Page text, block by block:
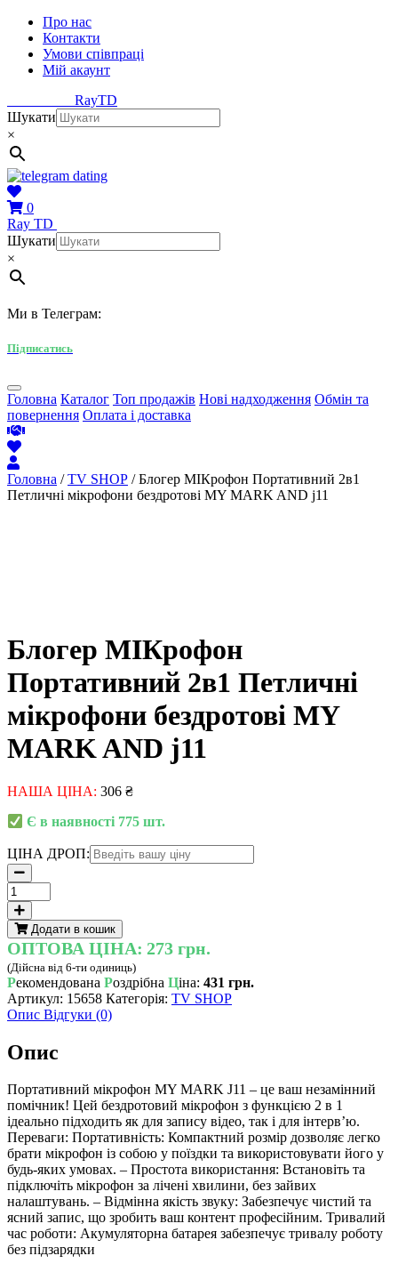
Про нас
Контакти
Умови співпраці
Мій акаунт
RayTD
Шукати
×
0
Ray TD
Шукати
×
Ми в Телеграм:
Підписатись
Головна Каталог Топ продажів Нові надходження Обмін та
повернення Оплата і доставка
Головна /TV SHOP / Блогер МІКрофон Портативний 2в1
Петличні мікрофони бездротові MY MARK AND j11
Блогер МІКрофон
Портативний 2в1 Петличні
мікрофони бездротові MY
MARK AND j11
НАША ЦІНА: 306 ₴
Є в наявності 775 шт.
ЦІНА ДРОП:
Блогер
МІКрофон
Портативний
2в1
Петличні
мікрофони
бездротові
MY
MARK
j11
Додати в кошик
ОПТОВА ЦІНА: 273 грн.
(Дійсна від 6-ти одиниць)
Рекомендована Роздрібна Ціна: 431 грн.
Артикул: 15658 Категорія: TV SHOP
Опис Відгуки (0)
Опис
Портативний мікрофон MY MARK J11 – це ваш незамінний
помічник! Цей бездротовий мікрофон з функцією 2 в 1
ідеально підходить як для запису відео, так і для інтерв’ю.
Переваги: ​​Портативність: Компактний розмір дозволяє легко
брати мікрофон із собою у поїздки та використовувати його у
будь-яких умовах. – Простота використання: Встановіть та
підключіть мікрофон за лічені хвилини, без зайвих
налаштувань. – Відмінна якість звуку: Забезпечує чистий та
ясний запис, що зробить ваш контент професійним. Тривалий
час роботи: Акумуляторна батарея забезпечує тривалу роботу
без підзарядки